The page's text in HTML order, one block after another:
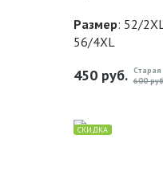
Размер: 52/
56/4XL
450руб. Старая
600
СКИДКА